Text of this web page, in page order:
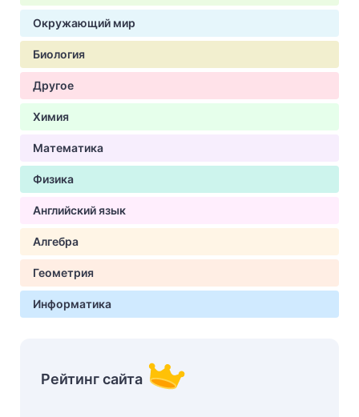
Окружающий мир
Биология
Другое
Химия
Математика
Физика
Английский язык
Алгебра
Геометрия
Информатика
Рейтинг сайта